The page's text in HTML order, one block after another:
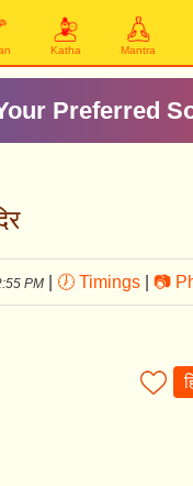
Katha Mantra
Preferred
PM 🕖 Timings 📷